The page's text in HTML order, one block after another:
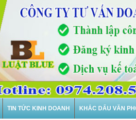
TIN TỨC KINH DOANH KHẮC DẤU VĂN